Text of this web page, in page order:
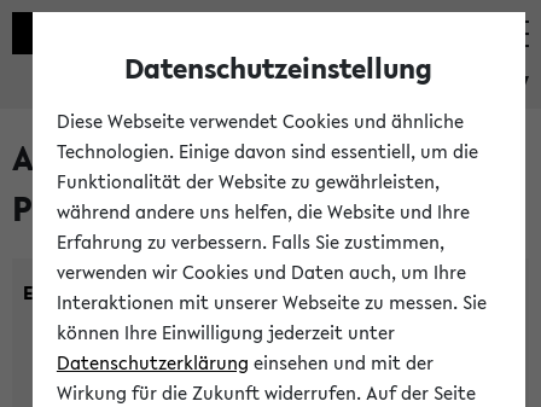
eKVV
Alle noch stattfindenden
Prüfungen
Einrichtung:
Datenschutzeinstellung
Diese Webseite verwendet Cookies und ähnliche
Technologien. Einige davon sind essentiell, um die
Funktionalität der Website zu gewährleisten,
während andere uns helfen, die Website und Ihre
Erfahrung zu verbessern. Falls Sie zustimmen,
verwenden wir Cookies und Daten auch, um Ihre
Interaktionen mit unserer Webseite zu messen. Sie
können Ihre Einwilligung jederzeit unter
Datenschutzerklärung einsehen und mit der
Wirkung für die Zukunft widerrufen. Auf der Seite